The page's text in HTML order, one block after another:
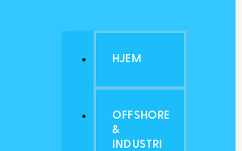
HJEM
OFFSHORE
&
INDUSTRI